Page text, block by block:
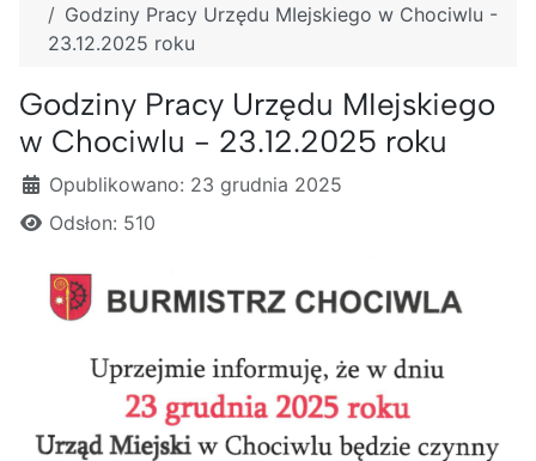
Godziny Pracy Urzędu MIejskiego w Chociwlu -
23.12.2025 roku
Godziny Pracy Urzędu MIejskiego
w Chociwlu - 23.12.2025 roku
Szczegóły
Opublikowano: 23 grudnia 2025
Odsłon: 510